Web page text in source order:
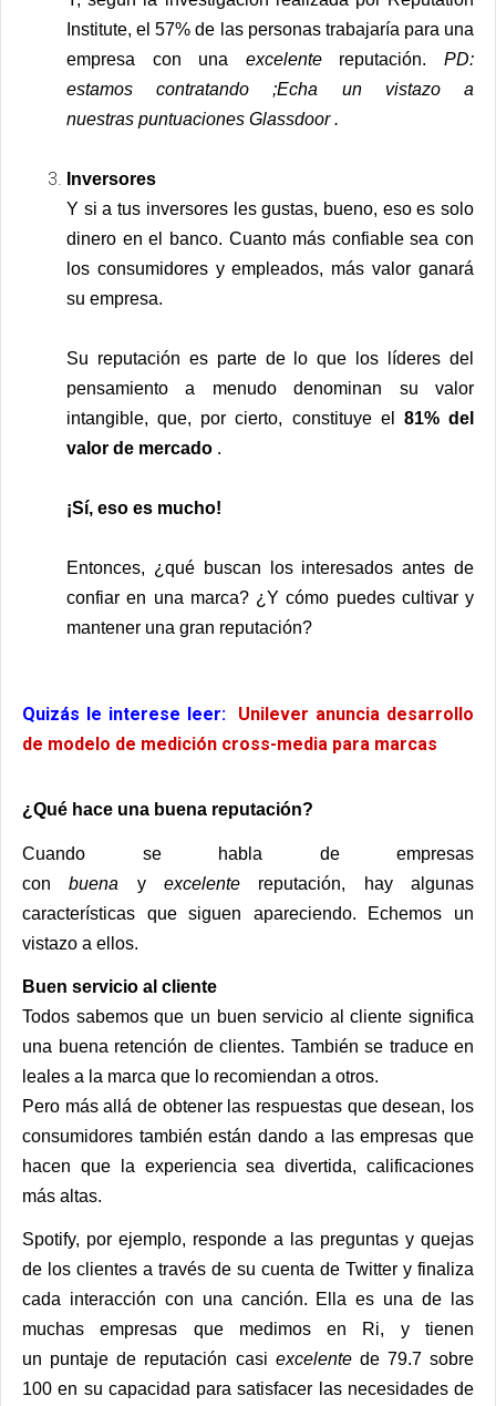
Institute, el 57% de las personas trabajaría para una
empresa con una excelentereputación.PD:
estamoscontratando ;Echa un vistazo a
nuestras puntuaciones Glassdoor.
Inversores
Y si a tus inversores les gustas, bueno, eso es solo
dinero en el banco. Cuanto más confiable sea con
los consumidores y empleados, más valor ganará
su empresa.
Su reputación es parte de lo que los líderes del
pensamiento a menudo denominan su valor
intangible, que, por cierto, constituye el 81% del
valor de mercado .
¡Sí, eso es mucho!
Entonces, ¿qué buscan los interesados ​​antes de
confiar en una marca? ¿Y cómo puedes cultivar y
mantener una gran reputación?
Quizás le interese leer:
Unilever anuncia desarrollo
de modelo de medición cross-media para marcas
¿Qué hace una buena reputación?
Cuando se habla de empresas
conbuena yexcelente reputación, hay algunas
características que siguen apareciendo. Echemos un
vistazo a ellos.
Buen servicio al cliente
Todos sabemos que un buen servicio al cliente significa
una buena retención de clientes. También se traduce en
leales a la marca que lo recomiendan a otros.
Pero más allá de obtener las respuestas que desean, los
consumidores también están dando a las empresas que
hacen que la experiencia sea divertida, calificaciones
más altas.
Spotify, por ejemplo, responde a las preguntas y quejas
de los clientes a través de su cuenta de Twitter y finaliza
cada interacción con una canción. Ella es unade las
muchas empresas que medimos en Ri, y tienen
un puntaje de reputación casi excelentede 79.7 sobre
100 en su capacidad para satisfacer las necesidades de